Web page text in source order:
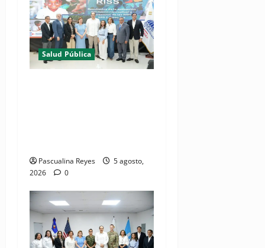
Salud Pública
Pascualina Reyes
5 agosto,
2026
0